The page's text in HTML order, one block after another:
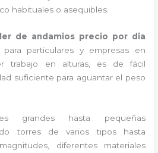
habituales o asequibles.
de andamios precio por dia
para particulares y empresas en
trabajo en alturas, es de fácil
suficiente para aguantar el peso
grandes hasta pequeñas
torres de varios tipos hasta
diferentes materiales